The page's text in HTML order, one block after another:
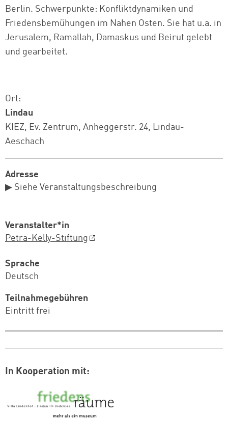
Berlin. Schwerpunkte: Konfliktdynamiken und
Friedensbemühungen im Nahen Osten. Sie hat u.a. in
Jerusalem, Ramallah, Damaskus und Beirut gelebt
und gearbeitet.
Ort:
Lindau
KIEZ, Ev. Zentrum, Anheggerstr. 24, Lindau-
Aeschach
Adresse
▶ Siehe Veranstaltungsbeschreibung
Veranstalter*in
Petra-Kelly-Stiftung
Sprache
Deutsch
Teilnahmegebühren
Eintritt frei
In Kooperation mit: